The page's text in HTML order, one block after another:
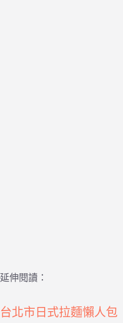
延伸閱讀：
台北市日式拉麵懶人包